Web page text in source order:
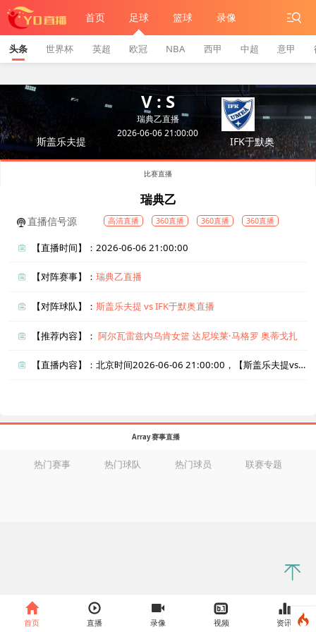
首页 足球 篮球 录像
头条 世界杯 英超 欧冠 NBA 西甲 中超 意甲
斯盖乐夫提
V : S
瑞典乙直播
2026-06-06 21:00:00
IFK于默奥
比赛直播
瑞典乙
直播信号源 高清直播 360直播 360直播 360直播
【直播时间】：2026-06-06 21:00:00
【对阵赛事】：瑞典乙直播
【对阵球队】：斯盖乐夫提 vs IFK于默奥直播
【推荐内容】：阿尔瓦雷兹内乌肯女篮达尼埃莱·马格罗 奥蒂戈扎
【直播内容】：北京时间2026-06-06 21:00:00，【斯盖乐夫提vsIFK于默奥】直播准时在线播放，喜欢看比赛的朋友可以提前收藏本页面以免错过直播。盈点直播网_足球直播还为您在本页面索引了相关直播、斯盖乐夫提直播、IFK于默奥直播的近期比赛列表以及两队历史交锋、两队赛程。
Array 赛事直播
首页 直播 录像 视频 资讯
热门赛事 热门球队 热门球员 联赛专题